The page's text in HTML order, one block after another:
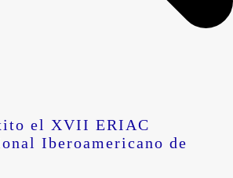
el XVII ERIAC
Iberoamericano de